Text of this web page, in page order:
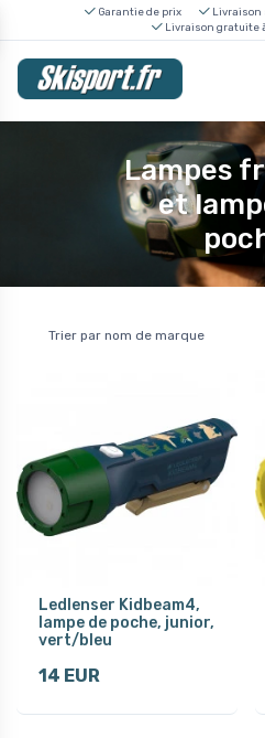
Garantie de prix
Livraison
Livraison gratuite
Lampes
et
Ledlenser Kidbeam4,
lampe de poche, junior,
vert/bleu
14 EUR